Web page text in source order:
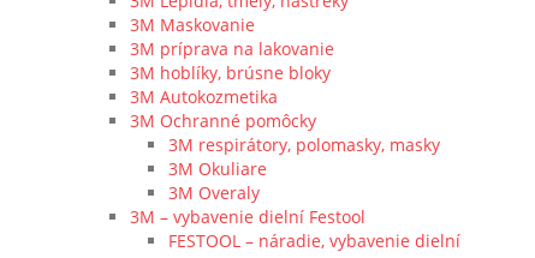
3M Maskovanie
3M príprava na lakovanie
3M hoblíky, brúsne bloky
3M Autokozmetika
3M Ochranné pomôcky
3M respirátory, polomasky, masky
3M Okuliare
3M Overaly
3M – vybavenie dielní Festool
FESTOOL – náradie, vybavenie dielní